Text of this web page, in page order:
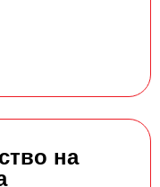
на